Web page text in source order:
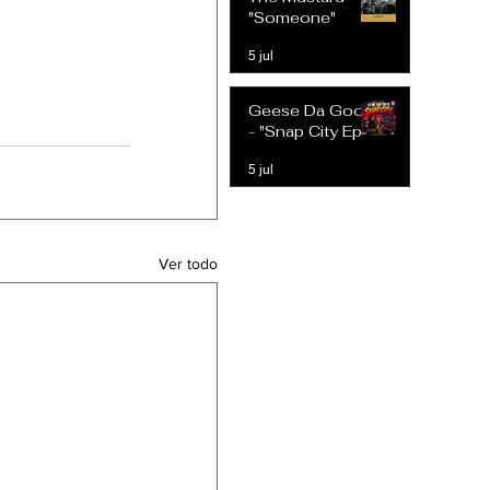
Ver todo
Expectativas
Modernas
"Someone"
5 jul
Geese Da Goon
- "Snap City Ep"
5 jul